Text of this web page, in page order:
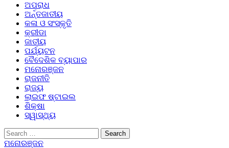
ଅପରାଧ
ଅର୍ନ୍ତଜାତୀୟ
କଳା ଓ ସଂସ୍କୃତି
କ୍ରୀଡା
ଜାତୀୟ
ପର୍ଯ୍ୟଟନ
ବୈଦେଶିକ ବ୍ୟାପାର
ମନୋରଞ୍ଜନ
ରାଜନୀତି
ରାଜ୍ୟ
ଲାଇଫ ଷ୍ଟାଇଲ
ଶିକ୍ଷା
ସ୍ୱାସ୍ଥ୍ୟ
Search
for:
ମନୋରଞ୍ଜନ